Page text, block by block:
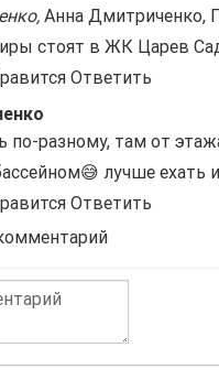
, Анна Дмитриченко,
стоят в ЖК Царев
Ответить
по-разному, там от
лучше ехать
Ответить